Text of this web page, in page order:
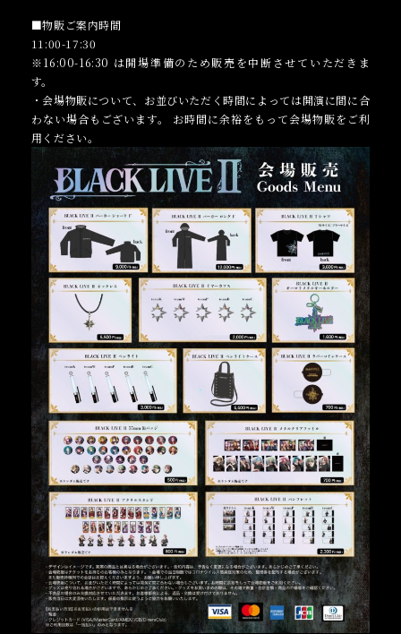
■物販ご案内時間
11:00-17:30
※16:00-16:30 は開場準備のため販売を中断させていただきま
す。
・会場物販について、お並びいただく時間によっては開演に間に合
わない場合もございます。 お時間に余裕をもって会場物販をご利
用ください。